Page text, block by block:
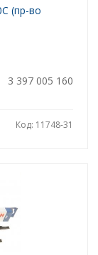
(пр-во
3 397 005 160
Код: 11748-31